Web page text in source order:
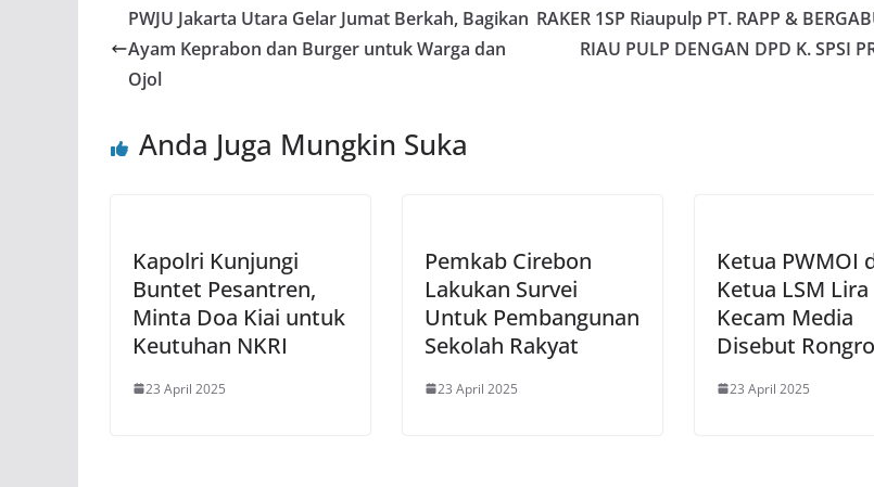
PWJU Jakarta Utara Gelar Jumat Berkah, Bagikan
Ayam Keprabon dan Burger untuk Warga dan
Ojol
RAKER 1SP Riaupulp PT. RAPP &
RIAU PULP DENGAN DPD K. SPSI
Anda Juga Mungkin Suka
Kapolri Kunjungi
Buntet Pesantren,
Minta Doa Kiai untuk
Keutuhan NKRI
23 April 2025
Pemkab Cirebon
Lakukan Survei
Untuk Pembangunan
Sekolah Rakyat
23 April 2025
Ketua PWMOI
Ketua LSM Lira
Kecam Media
Disebut
23 April 2025